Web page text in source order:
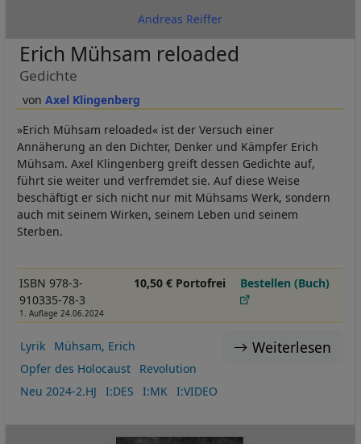
Andreas Reiffer
Axel Klingenberg
Erich Mühsam reloaded
Gedichte
»Erich Mühsam reloaded« ist der Versuch einer
Annäherung an den Dichter, Denker und Kämpfer Erich
Mühsam. Axel Klingenberg greift dessen Gedichte auf,
führt sie weiter und verfremdet sie. Auf diese Weise
beschäftigt er sich nicht nur mit Mühsams Werk, sondern
auch mit seinem Wirken, seinem Leben und seinem
Sterben.
ISBN 978-3-
910335-78-3
1. Auflage 24.06.2024
10,50 € Portofrei Bestellen (Buch)
Weiterlesen
Lyrik
Mühsam, Erich
Opfer des Holocaust
Revolution
Neu 2024-2.HJ
I:DES I:MK I:VIDEO